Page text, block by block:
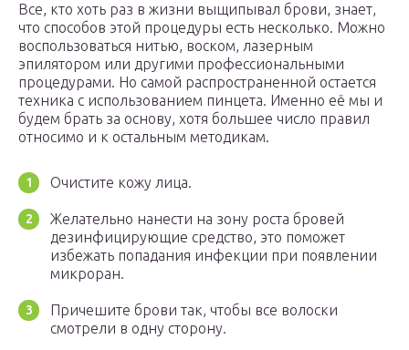
Все, кто хоть раз в жизни выщипывал брови, знает,
что способов этой процедуры есть несколько. Можно
воспользоваться нитью, воском, лазерным
эпилятором или другими профессиональными
процедурами. Но самой распространенной остается
техника с использованием пинцета. Именно её мы и
будем брать за основу, хотя большее число правил
относимо и к остальным методикам.
Очистите кожу лица.
Желательно нанести на зону роста бровей
дезинфицирующие средство, это поможет
избежать попадания инфекции при появлении
микроран.
Причешите брови так, чтобы все волоски
смотрели в одну сторону.